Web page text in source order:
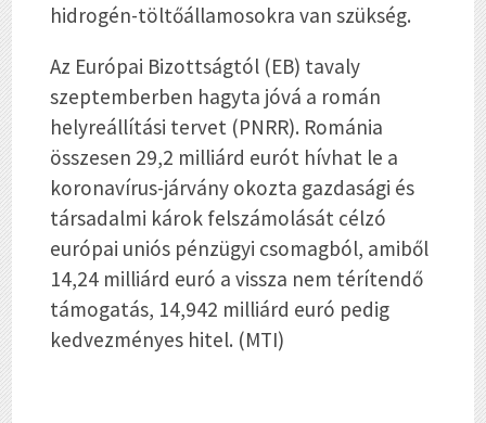
hidrogén-töltőállamosokra van szükség.
Az Európai Bizottságtól (EB) tavaly
szeptemberben hagyta jóvá a román
helyreállítási tervet (PNRR). Románia
összesen 29,2 milliárd eurót hívhat le a
koronavírus-járvány okozta gazdasági és
társadalmi károk felszámolását célzó
európai uniós pénzügyi csomagból, amiből
14,24 milliárd euró a vissza nem térítendő
támogatás, 14,942 milliárd euró pedig
kedvezményes hitel. (MTI)